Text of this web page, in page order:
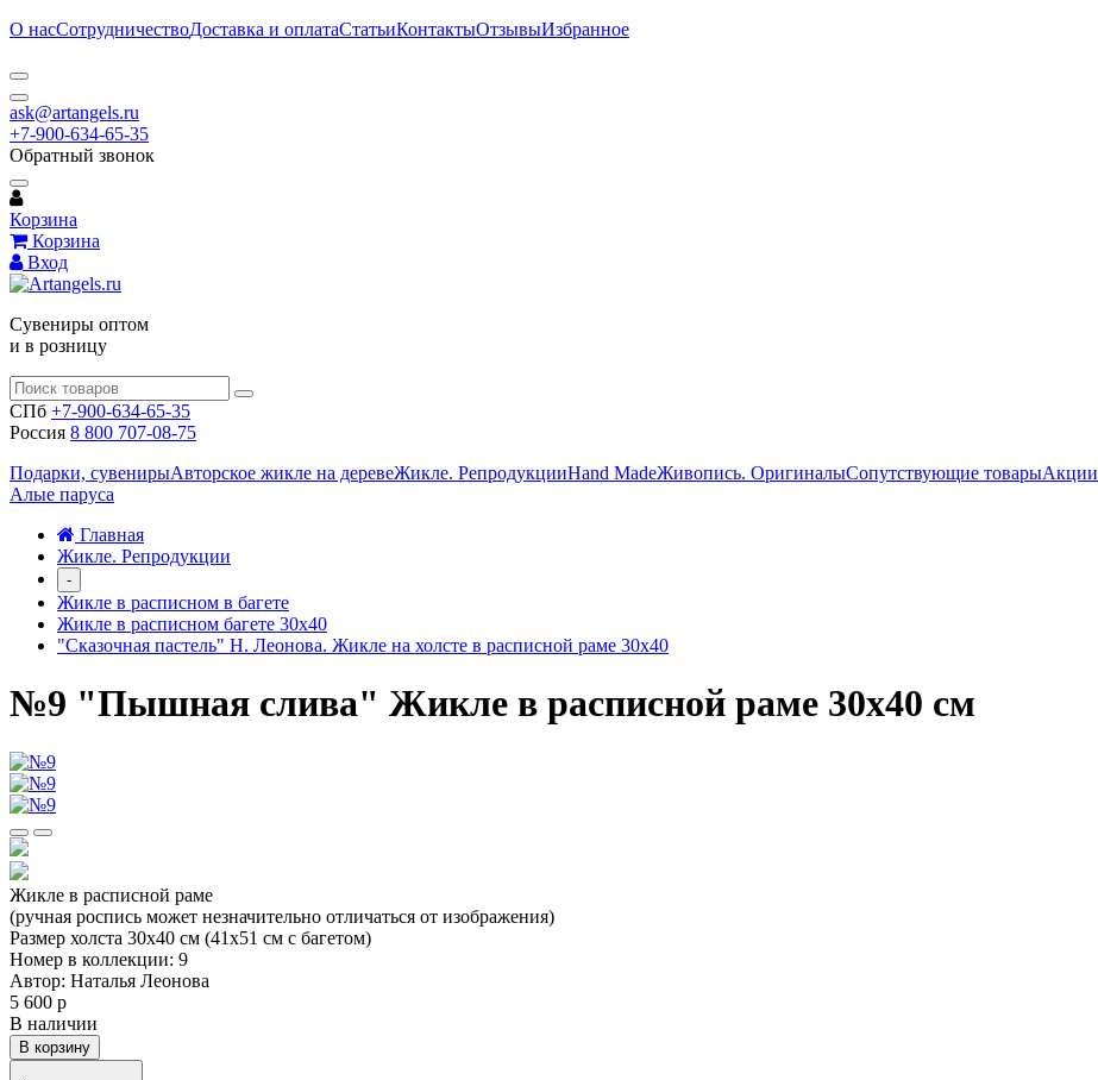
О насСотрудничествоДоставка и оплатаСтатьиКонтактыОтзывыИзбранное
ask@artangels.ru
+7-900-634-65-35
Обратный звонок
Корзина
Корзина
Вход
Сувениры оптом
и в розницу
СПб +7-900-634-65-35
Россия 8 800 707-08-75
Подарки, сувенирыАвторское жикле на деревеЖикле. РепродукцииHand MadeЖивопись. ОригиналыСопутствующие товарыАкции
Алые паруса
Главная
Жикле. Репродукции
-
Жикле в расписном в багете
Жикле в расписном багете 30х40
"Сказочная пастель" Н. Леонова. Жикле на холсте в расписной раме 30х40
№9 "Пышная слива" Жикле в расписной раме 30х40 см
Жикле в расписной раме
(ручная роспись может незначительно отличаться от изображения)
Размер холста 30х40 см (41х51 см с багетом)
Номер в коллекции: 9
Автор: Наталья Леонова
5 600 р
В наличии
В корзину